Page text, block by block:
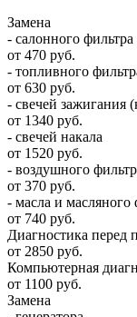
Замена
- салонного фильтра
от 470 руб.
- топливного
от 630 руб.
- свечей зажигания
от 1340 руб.
- свечей накала
от 1520 руб.
- воздушного
от 370 руб.
- масла и масляного
от 740 руб.
Диагностика перед
от 2850 руб.
Компьютерная
от 1100 руб.
Замена